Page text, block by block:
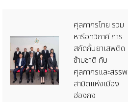
ศุลกากรไทย ร่วม
หารือทวิภาคี การ
สกัดกั้นยาเสพติด
ข้ามชาติ กับ
ศุลกากรและสรรพ
สามิตแห่งเมือง
ฮ่องกง